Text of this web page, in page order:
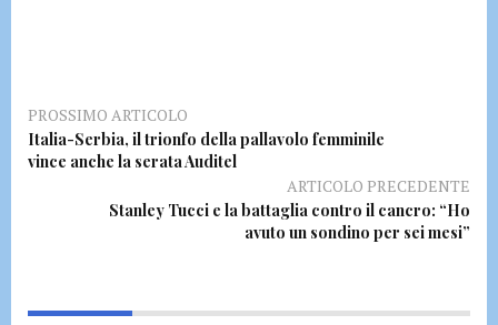
PROSSIMO ARTICOLO
Italia-Serbia, il trionfo della pallavolo femminile
vince anche la serata Auditel
ARTICOLO PRECEDENTE
Stanley Tucci e la battaglia contro il cancro: “Ho
avuto un sondino per sei mesi”